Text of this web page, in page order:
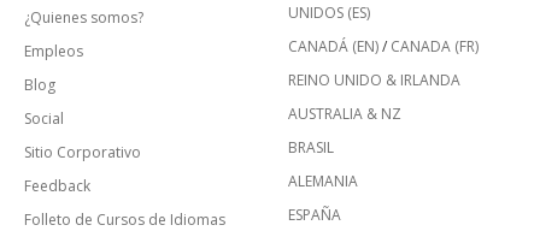
¿Quienes somos?
Empleos
Blog
Social
Sitio Corporativo
Feedback
Folleto de Cursos de Idiomas
UNIDOS (ES)
CANADÁ (EN)/ CANADA (FR)
REINO UNIDO & IRLANDA
AUSTRALIA & NZ
BRASIL
ALEMANIA
ESPAÑA